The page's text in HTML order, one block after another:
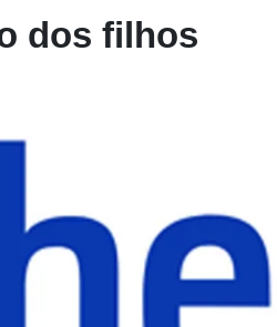
dos filhos